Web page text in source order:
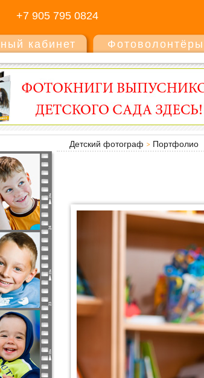
+7 905 795 0824
кабинет Фотоволонтёры
Детский фотограф
Портфолио